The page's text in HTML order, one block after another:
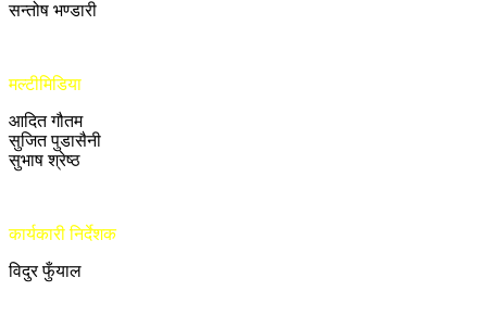
सन्तोष भण्डारी
मल्टीमिडिया
आदित गौतम
सुजित पुडासैनी
सुभाष श्रेष्ठ
कार्यकारी निर्देशक
विदुर फुँयाल